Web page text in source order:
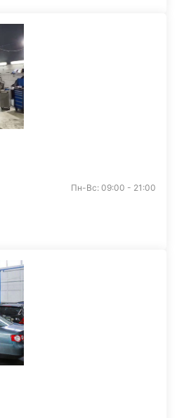
Пн-Вс: 09:00 - 21:00